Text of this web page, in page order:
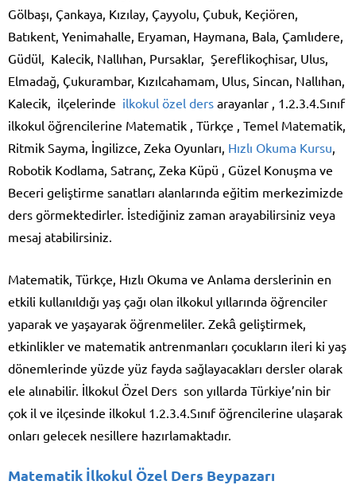
Gölbaşı, Çankaya, Kızılay, Çayyolu, Çubuk, Keçiören,
Batıkent, Yenimahalle, Eryaman, Haymana, Bala, Çamlıdere,
Güdül, Kalecik, Nallıhan, Pursaklar, Şereflikoçhisar, Ulus,
Elmadağ, Çukurambar, Kızılcahamam, Ulus, Sincan, Nallıhan,
Kalecik, ilçelerinde ilkokul özel ders arayanlar , 1.2.3.4.Sınıf
ilkokul öğrencilerine Matematik , Türkçe , Temel Matematik,
Ritmik Sayma, İngilizce, Zeka Oyunları, Hızlı Okuma Kursu
Robotik Kodlama, Satranç, Zeka Küpü , Güzel Konuşma ve
Beceri geliştirme sanatları alanlarında eğitim merkezimizde
ders görmektedirler. İstediğiniz zaman arayabilirsiniz veya
mesaj atabilirsiniz.
Matematik, Türkçe, Hızlı Okuma ve Anlama derslerinin en
etkili kullanıldığı yaş çağı olan ilkokul yıllarında öğrenciler
yaparak ve yaşayarak öğrenmeliler. Zekâ geliştirmek,
etkinlikler ve matematik antrenmanları çocukların ileri ki yaş
dönemlerinde yüzde yüz fayda sağlayacakları dersler olarak
ele alınabilir. İlkokul Özel Ders son yıllarda Türkiye’nin bir
çok il ve ilçesinde ilkokul 1.2.3.4.Sınıf öğrencilerine ulaşarak
onları gelecek nesillere hazırlamaktadır.
Matematik İlkokul Özel Ders Beypazarı